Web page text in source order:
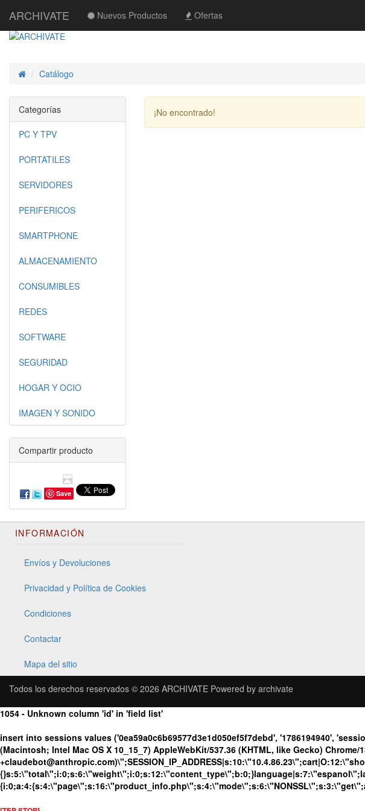
ARCHIVATE Nuevos Productos Ofertas
InicioCatálogo
¡No encontrado!
Categorías
PC Y TPV
PORTATILES
SERVIDORES
PERIFERICOS
SMARTPHONE
ALMACENAMIENTO
CONSUMIBLES
REDES
SOFTWARE
SEGURIDAD
HOGAR Y OCIO
IMAGEN Y SONIDO
Compartir producto
Save
INFORMACIÓN
Envíos y Devoluciones
Privacidad y Política de Cookies
Condiciones
Contactar
Mapa del sitio
Todos los derechos reservados © 2026 ARCHIVATE Powered by archivate
1054 - Unknown column 'id' in 'field list'
insert into sessions values ('0ea59a0c6b69577d3e1d050ef5f7debd', '1786194940',
(Macintosh; Intel Mac OS X 10_15_7) AppleWebKit/537.36 (KHTML, like Gecko) Chrome/